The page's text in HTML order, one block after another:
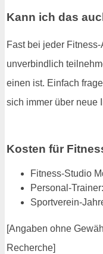
Kann ich das
Fast bei jeder
unverbindlich
einen ist. Einfach
sich immer über neue
Kosten für
Fitness-Studio
Personal-
Sportverein-
[Angaben ohne
Recherche]